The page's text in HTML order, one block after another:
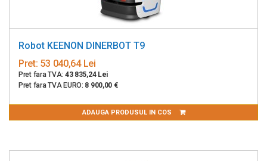
Robot KEENON DINERBOT T9
Pret: 53 040,64 Lei
Pret fara TVA: 43 835,24 Lei
Pret fara TVA EURO: 8 900,00 €
ADAUGA PRODUSUL IN COS